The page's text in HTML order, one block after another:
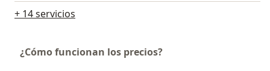
+ 14 servicios
¿Cómo funcionan los precios?